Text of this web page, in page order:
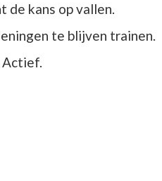
de kans op vallen.
te blijven trainen.
Actief.